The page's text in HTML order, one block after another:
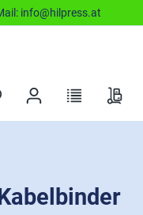
info@hilpress.at